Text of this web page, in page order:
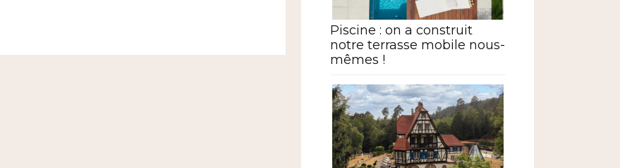
Piscine : on a construit
notre terrasse mobile nous-
mêmes !